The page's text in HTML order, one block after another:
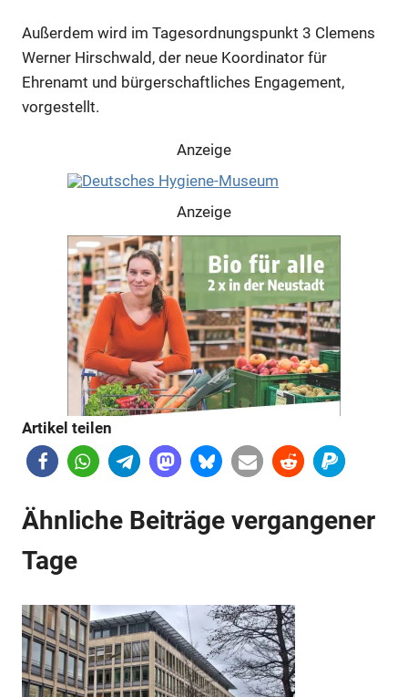
Außerdem wird im Tagesordnungspunkt 3 Clemens
Werner Hirschwald, der neue Koordinator für
Ehrenamt und bürgerschaftliches Engagement,
vorgestellt.
Anzeige
Anzeige
Artikel teilen
Ähnliche Beiträge vergangener
Tage